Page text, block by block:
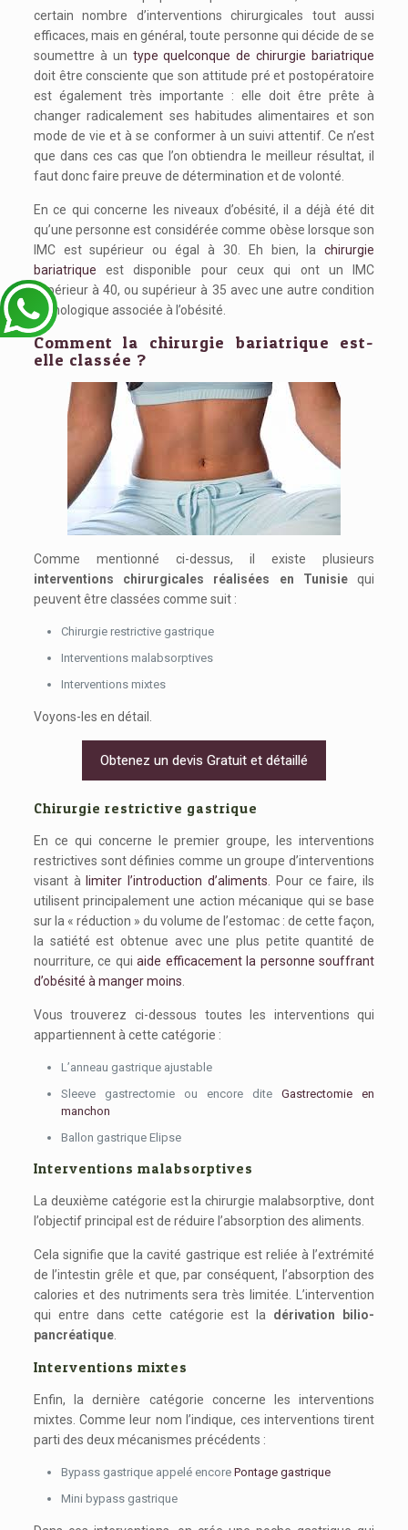
certain nombre d’interventions chirurgicales tout aussi
efficaces, mais en général, toute personne qui décide de se
soumettre à un type quelconque de chirurgie bariatrique
doit être consciente que son attitude pré et postopératoire
est également très importante : elle doit être prête à
changer radicalement ses habitudes alimentaires et son
mode de vie et à se conformer à un suivi attentif. Ce n’est
que dans ces cas que l’on obtiendra le meilleur résultat, il
faut donc faire preuve de détermination et de volonté.
En ce qui concerne les niveaux d’obésité, il a déjà été dit
qu’une personne est considérée comme obèse lorsque son
IMC est supérieur ou égal à 30. Eh bien, lachirurgie
bariatrique est disponible pour ceux qui ont un IMC
supérieur à 40, ou supérieur à 35 avec une autre condition
pathologique associée à l’obésité.
Comment la chirurgie bariatrique est-
elle classée ?
Comme mentionné ci-dessus, il existe plusieurs
interventions chirurgicales réalisées en Tunisiequi
peuvent être classées comme suit :
Chirurgie restrictive gastrique
Interventions malabsorptives
Interventions mixtes
Voyons-les en détail.
Obtenez un devis Gratuit et détaillé
Chirurgie restrictive gastrique
En ce qui concerne le premier groupe, les interventions
restrictives sont définies comme un groupe d’interventions
visant à limiter l’introduction d’aliments . Pour ce faire, ils
utilisent principalement une action mécanique qui se base
sur la « réduction » du volume de l’estomac : de cette façon,
la satiété est obtenue avec une plus petite quantité de
nourriture, ce quiaide efficacement la personne souffrant
d’obésité à manger moins
Vous trouverez ci-dessous toutes les interventions qui
appartiennent à cette catégorie :
L’anneau gastrique ajustable
Sleeve gastrectomie ou encore diteGastrectomie en
manchon
Ballon gastrique Elipse
Interventions malabsorptives
La deuxième catégorie est la chirurgie malabsorptive, dont
l’objectif principal est de réduire l’absorption des aliments.
Cela signifie que la cavité gastrique est reliée à l’extrémité
de l’intestin grêle et que, par conséquent, l’absorption des
calories et des nutriments sera très limitée. L’intervention
qui entre dans cette catégorie est la dérivation bilio-
pancréatique.
Interventions mixtes
Enfin, la dernière catégorie concerne les interventions
mixtes. Comme leur nom l’indique, ces interventions tirent
parti des deux mécanismes précédents :
Bypass gastrique appelé encore Pontage gastrique
Mini bypass gastrique